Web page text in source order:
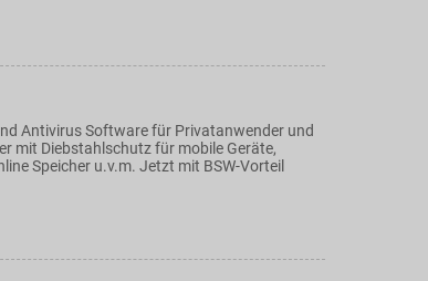
Antivirus Software für Privatanwender und
mit Diebstahlschutz für mobile Geräte,
Speicher u.v.m. Jetzt mit BSW-Vorteil